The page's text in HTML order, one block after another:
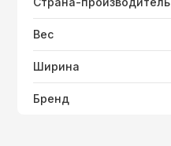
Вес
Ширина
Бренд